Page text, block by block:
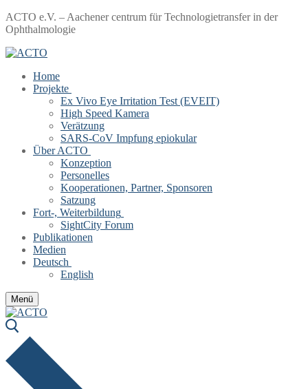
Zum
Inhalt
Menü
Schließen
ACTO e.V. – Aachener centrum für Technologietransfer in der
Ophthalmologie
Home
Projekte
Ex Vivo Eye Irritation Test (EVEIT)
High Speed Kamera
Verätzung
SARS-CoV Impfung epiokular
Über ACTO
Konzeption
Personelles
Kooperationen, Partner, Sponsoren
Satzung
Fort-, Weiterbildung
SightCity Forum
Publikationen
Medien
Deutsch
English
Menü